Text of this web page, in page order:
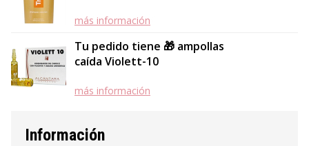
más información
Tu pedido tiene 🎁 ampollas
caída Violett-10
más información
Información